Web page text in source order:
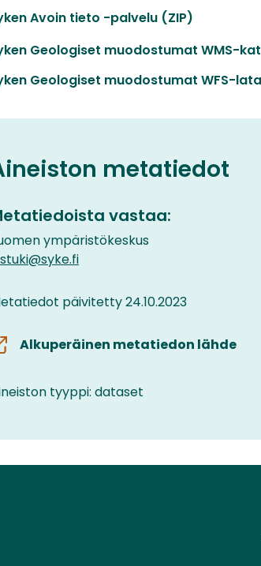
Avoin tieto -palvelu (ZIP)
Geologiset muodostumat WMS-
Geologiset muodostumat WFS-
metatiedot
vastaa:
ympäristökeskus
päivitetty 24.10.2023
Alkuperäinen metatiedon lähde
tyyppi: dataset